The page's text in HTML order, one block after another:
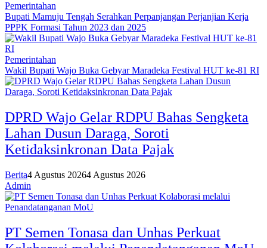
Pemerintahan
Bupati Mamuju Tengah Serahkan Perpanjangan Perjanjian Kerja
PPPK Formasi Tahun 2023 dan 2025
Pemerintahan
Wakil Bupati Wajo Buka Gebyar Maradeka Festival HUT ke-81 RI
DPRD Wajo Gelar RDPU Bahas Sengketa
Lahan Dusun Daraga, Soroti
Ketidaksinkronan Data Pajak
Berita4 Agustus 20264 Agustus 2026
Admin
PT Semen Tonasa dan Unhas Perkuat